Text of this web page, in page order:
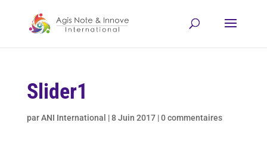
Slider1
parANI International |8 Juin 2017|0 commentaires